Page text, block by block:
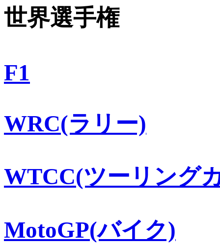
世界選手権
F1
WRC(ラリー)
WTCC(ツーリング
MotoGP(バイク)